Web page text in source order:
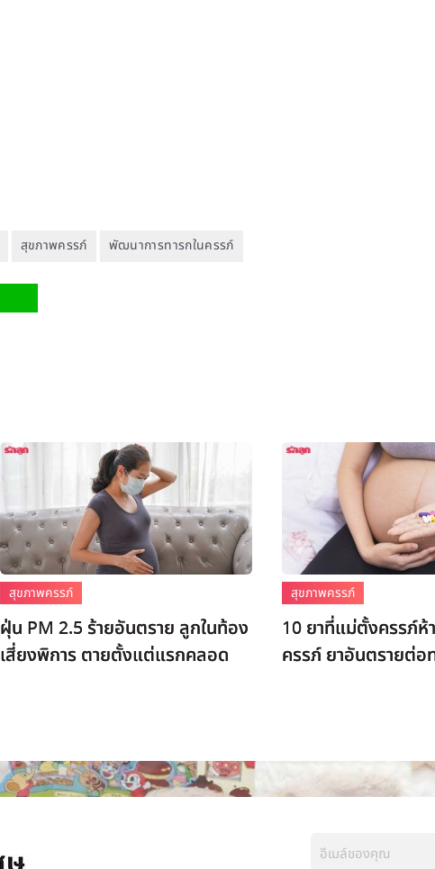
สุขภาพครรภ์ พัฒนาการทารกในครรภ์
สุขภาพครรภ์
ฝุ่น PM 2.5 ร้ายอันตราย ลูกในท้อง
เสี่ยงพิการ ตายตั้งแต่แรกคลอด
สุขภาพครรภ์
10 ยาที่แม่ตั้งครรภ์ห้
ครรภ์ ยาอันตรายต่อ